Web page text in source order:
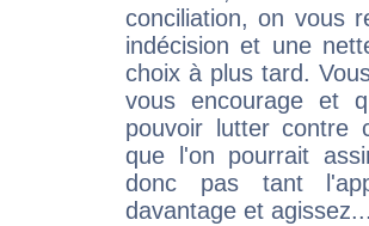
conciliation, on vous
indécision et une
choix à plus tard.
vous encourage et
pouvoir lutter contre
que l'on pourrait
donc pas tant
davantage et